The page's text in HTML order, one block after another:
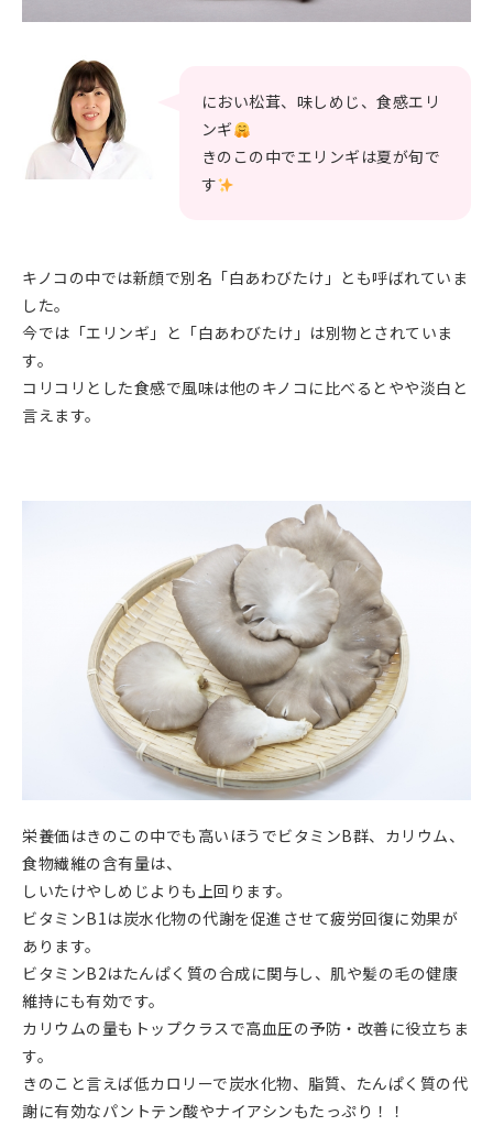
におい松茸、味しめじ、食感エリ
ンギ
きのこの中でエリンギは夏が旬で
す
キノコの中では新顔で別名「白あわびたけ」とも呼ばれていま
した。
今では「エリンギ」と「白あわびたけ」は別物とされていま
す。
コリコリとした食感で風味は他のキノコに比べるとやや淡白と
言えます。
栄養価はきのこの中でも高いほうでビタミンB群、カリウム、
食物繊維の含有量は、
しいたけやしめじよりも上回ります。
ビタミンB1は炭水化物の代謝を促進させて疲労回復に効果が
あります。
ビタミンB2はたんぱく質の合成に関与し、肌や髪の毛の健康
維持にも有効です。
カリウムの量もトップクラスで高血圧の予防・改善に役立ちま
す。
きのこと言えば低カロリーで炭水化物、脂質、たんぱく質の代
謝に有効なパントテン酸やナイアシンもたっぷり！！